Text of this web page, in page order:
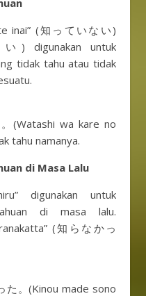
inai” (知っていない)
) digunakan untuk
tidak tahu atau tidak
(Watashi wa kare no
tahu namanya.
di Masa Lalu
digunakan untuk
di masa lalu.
(知らなかっ
た。(Kinou made sono